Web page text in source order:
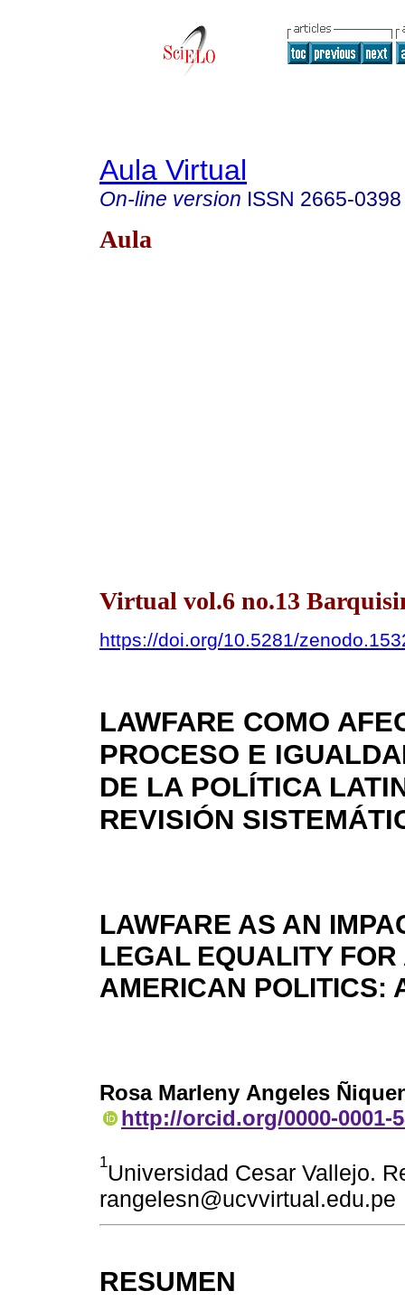
Aula Virtual
On-line version ISSN 2665-0398
Aula
Virtual vol.6 no.13
https://doi.org/10.5281/
LAWFARE COMO
PROCESO E
DE LA POLÍTICA
REVISIÓN
LAWFARE AS AN
LEGAL EQUALITY
AMERICAN POLITICS:
Rosa Marleny Angeles
http://orcid.org/0000-0001-
1Universidad Cesar Vallejo.
rangelesn@ucvvirtual.edu.pe
RESUMEN